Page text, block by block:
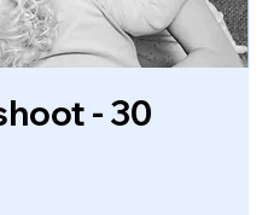
- 30